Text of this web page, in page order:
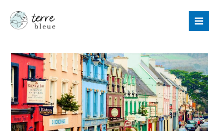
contenu